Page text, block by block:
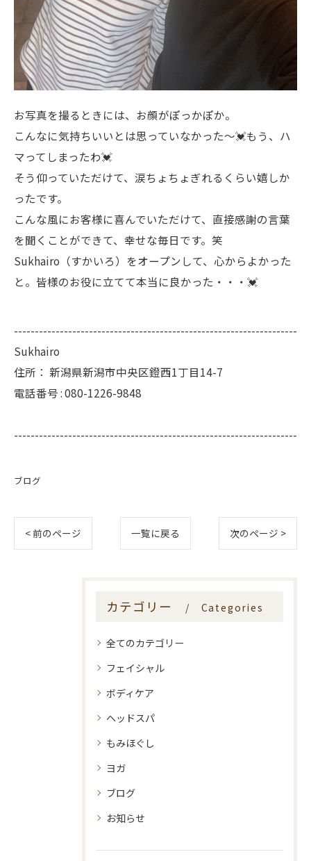
お写真を撮るときには、お顔がぽっかぽか。
こんなに気持ちいいとは思っていなかった〜💓もう、ハ
マってしまったわ💓
そう仰っていただけて、涙ちょちょぎれるくらい嬉しか
ったです。
こんな風にお客様に喜んでいただけて、直接感謝の言葉
を聞くことができて、幸せな毎日です。笑
Sukhairo（すかいろ）をオープンして、心からよかった
と。皆様のお役に立てて本当に良かった・・・💓
--------------------------------------------------------------------
Sukhairo
住所： 新潟県新潟市中央区鐙西1丁目14-7
電話番号 :080-1226-9848
--------------------------------------------------------------------
ブログ
< 前のページ 一覧に戻る 次のページ >
カテゴリー Categories
全てのカテゴリー
フェイシャル
ボディケア
ヘッドスパ
もみほぐし
ヨガ
ブログ
お知らせ